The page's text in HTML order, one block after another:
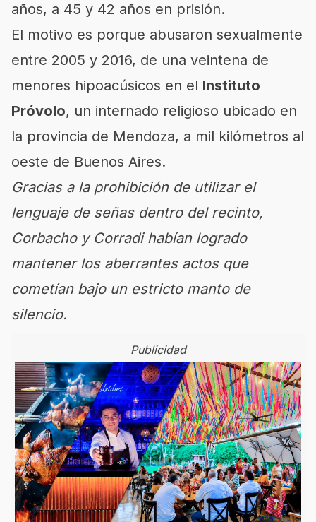
años, a 45 y 42 años en prisión.
El motivo es porque abusaron sexualmente
entre 2005 y 2016, de una veintena de
menores hipoacúsicos en el Instituto
Próvolo, un internado religioso ubicado en
la provincia de Mendoza, a mil kilómetros al
oeste de Buenos Aires.
Gracias a la prohibición de utilizar el
lenguaje de señas dentro del recinto,
Corbacho y Corradi habían logrado
mantener los aberrantes actos que
cometían bajo un estricto manto de
silencio.
Publicidad